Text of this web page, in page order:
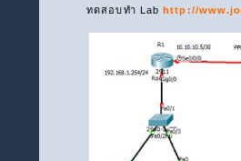
ทดสอบทำ Labhttp://